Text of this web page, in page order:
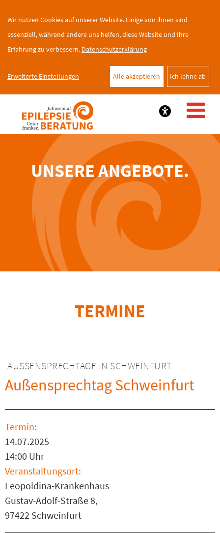
Wir nutzen Cookies auf unserer Website. Einige von ihnen sind
essenziell, während andere uns helfen, diese Website und Ihre
Erfahrung zu verbessern. Datenschutzerklärung
Erweiterte Einstellungen Ich lehne ab
Alle akzeptieren
UNSERE ANGEBOTE.
TERMINE
AUSSENSPRECHTAGE IN SCHWEINFURT
Außensprechtag Schweinfurt
Termin:
14.07.2025
14:00 Uhr
Veranstaltungsort:
Leopoldina-Krankenhaus
Gustav-Adolf-Straße 8,
97422 Schweinfurt